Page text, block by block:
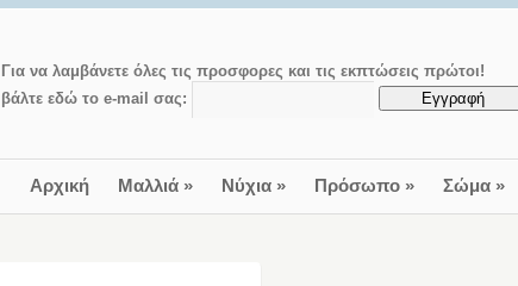
Για να λαμβάνετε όλες τις προσφορες και τις εκπτώσεις πρώτοι!
βάλτε εδώ το e-mail σας:
Αρχική Μαλλιά» Νύχια» Πρόσωπο» Σώμα»